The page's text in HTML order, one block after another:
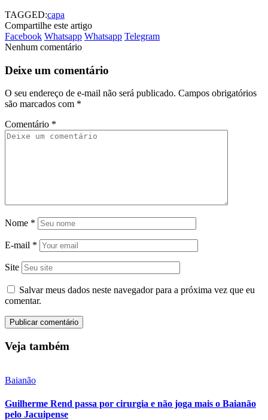
TAGGED:capa
Compartilhe este artigo
Facebook Whatsapp Whatsapp Telegram
Nenhum comentário
Deixe um comentário
O seu endereço de e-mail não será publicado. Campos obrigatórios
são marcados com *
Comentário *
Nome *
E-mail *
Site
Salvar meus dados neste navegador para a próxima vez que eu
comentar.
Veja também
Baianão
Guilherme Rend passa por cirurgia e não joga mais o Baianão
pelo Jacuipense